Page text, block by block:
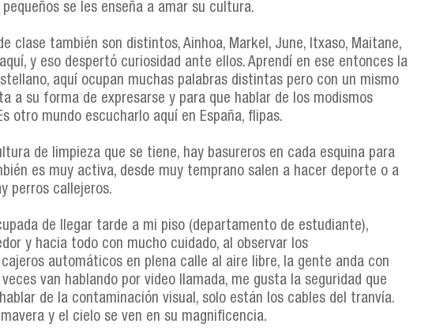
se les enseña a amar su cultura.
clase también son distintos, Ainhoa, Markel, June, Itxaso, Maitane,
y eso despertó curiosidad ante ellos. Aprendí en ese entonces la
aquí ocupan muchas palabras distintas pero con un mismo
a su forma de expresarse y para que hablar de los modismos
otro mundo escucharlo aquí en España, flipas.
de limpieza que se tiene, hay basureros en cada esquina para
es muy activa, desde muy temprano salen a hacer deporte o a
perros callejeros.
de llegar tarde a mi piso (departamento de estudiante),
y hacia todo con mucho cuidado, al observar los
automáticos en plena calle al aire libre, la gente anda con
van hablando por video llamada, me gusta la seguridad que
de la contaminación visual, solo están los cables del tranvía.
y el cielo se ven en su magnificencia.